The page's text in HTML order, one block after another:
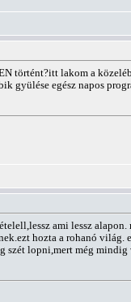
történt?itt lakom a
gyülése egész napos
ami lessz
hozta a rohanó
lopni,mert még